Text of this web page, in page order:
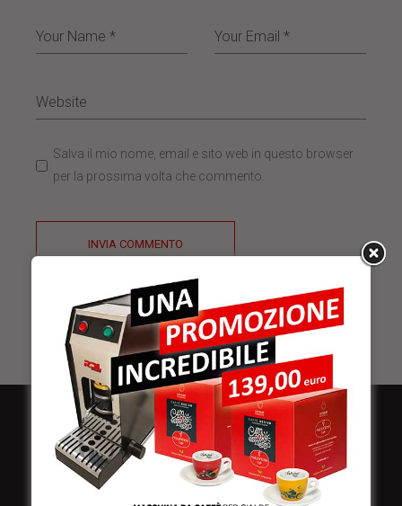
Salva il mio nome, email e sito web in questo browser
per la prossima volta che commento.
INVIA COMMENTO